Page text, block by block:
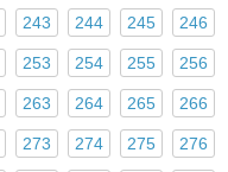
243 244 245 246
253 254 255 256
263 264 265 266
273 274 275 276